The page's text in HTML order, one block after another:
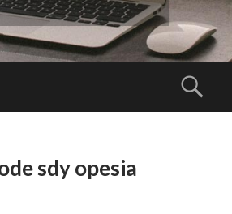
sdy opesia